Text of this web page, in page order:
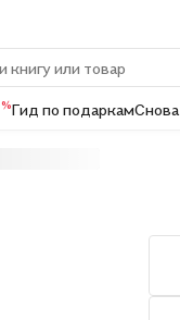
%Гид по подаркам